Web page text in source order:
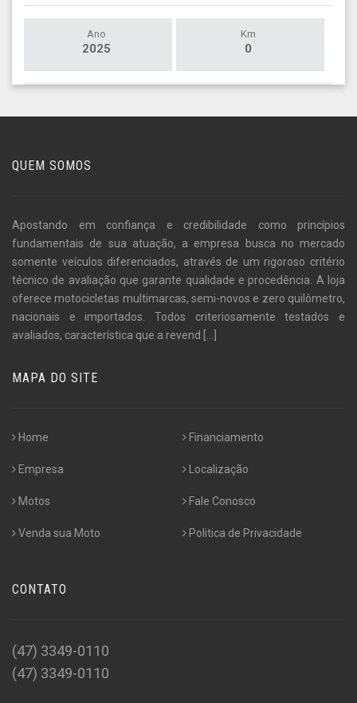
Ano
2025
Km
0
QUEM SOMOS
Apostando em confiança e credibilidade como princípios
fundamentais de sua atuação, a empresa busca no mercado
somente veículos diferenciados, através de um rigoroso critério
técnico de avaliação que garante qualidade e procedência. A loja
oferece motocicletas multimarcas, semi-novos e zero quilômetro,
nacionais e importados. Todos criteriosamente testados e
avaliados, característica que a revend
MAPA DO SITE
Home
Empresa
Motos
Venda sua Moto
Financiamento
Localização
Fale Conosco
Politica de Privacidade
CONTATO
(47) 3349-0110
(47) 3349-0110